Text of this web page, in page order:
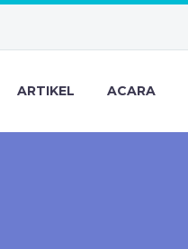
ARTIKEL ACARA